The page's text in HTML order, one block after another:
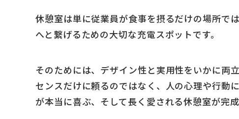
休憩室は単に従業員が食事を摂るだけの場所で
へと繋げるための大切な充電スポットです。
そのためには、デザイン性と実用性をいかに両
センスだけに頼るのではなく、人の心理や行動
が本当に喜ぶ、そして長く愛される休憩室が完成